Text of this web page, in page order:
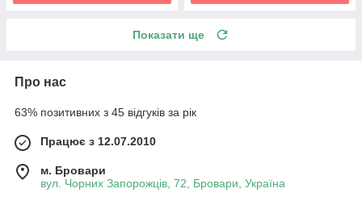
Показати ще
Про нас
63% позитивних з 45 відгуків за рік
Працює з 12.07.2010
м. Бровари
вул. Чорних Запорожців, 72, Бровари, Україна